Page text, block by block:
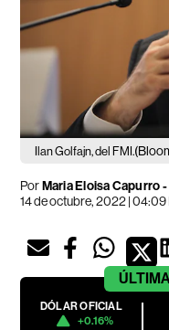
Ilan Golfajn, del FMI.
PorMaria Eloisa Capurro
14 de octubre, 2022 | 04:09
DÓLAR OFICIAL
+0.16%